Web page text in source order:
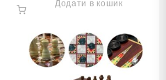
Додати в кошик